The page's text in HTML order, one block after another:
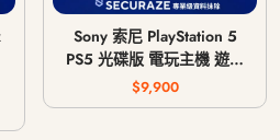
Sony 索尼 PlayStation 5
PS5 光碟版 電玩主機 遊戲
主機 CFI-1018A / CFI-
1118A / CFI-1218A
$9,900